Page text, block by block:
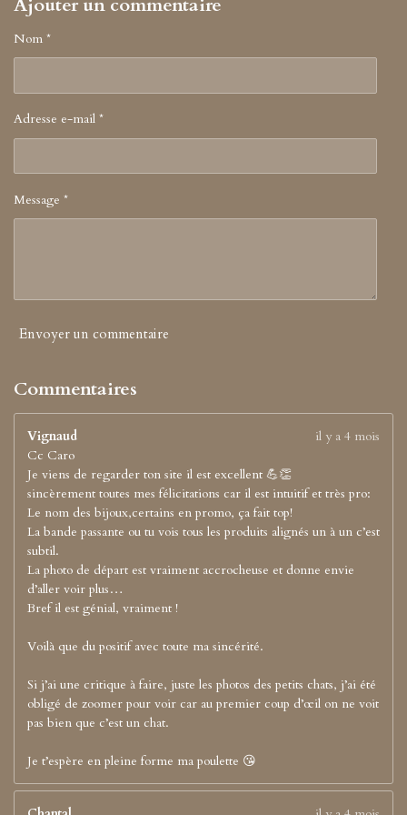
o
a
a
Nom *
Adresse e-mail *
Message *
Envoyer un commentaire
Commentaires
Vignaud
il y a 4 mois
Cc Caro
Je viens de regarder ton site il est excellent 💪👏
sincèrement toutes mes félicitations car il est intuitif et très pro:
Le nom des bijoux,certains en promo, ça fait top!
La bande passante ou tu vois tous les produits alignés un à un c’est
subtil.
La photo de départ est vraiment accrocheuse et donne envie
d’aller voir plus…
Bref il est génial, vraiment !
Voilà que du positif avec toute ma sincérité.
Si j’ai une critique à faire, juste les photos des petits chats, j’ai été
obligé de zoomer pour voir car au premier coup d’œil on ne voit
pas bien que c’est un chat.
Je t’espère en pleine forme ma poulette 😘